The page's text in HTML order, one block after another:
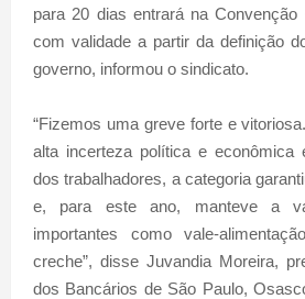
para 20 dias entrará na Convenção
com validade a partir da definição
governo, informou o sindicato.
“Fizemos uma greve forte e
alta incerteza política e econômica
dos trabalhadores, a categoria
e, para este ano, manteve a
importantes como vale-
creche”, disse Juvandia Moreira,
dos Bancários de São Paulo,